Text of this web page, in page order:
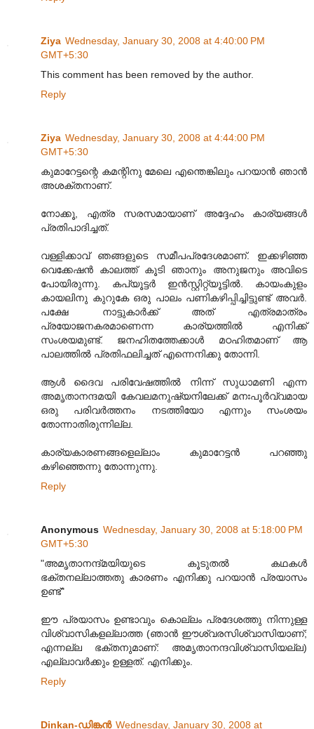
Ziya Wednesday, January 30, 2008 at 4:40:00 PM
GMT+5:30
This comment has been removed by the author.
Reply
Ziya Wednesday, January 30, 2008 at 4:44:00 PM
GMT+5:30
കുമാറേട്ടന്റെ കമന്റിനു മേലെ എന്തെങ്കിലും പറയാന്‍ ഞാന്‍
അശക്തനാണ്.
നോക്കൂ, എത്ര സരസമായാണ് അദ്ദേഹം കാര്യങ്ങള്‍
പ്രതിപാദിച്ചത്.
വള്ളിക്കാവ് ഞങ്ങളുടെ സമീപപ്രദേശമാണ്. ഇക്കഴിഞ്ഞ
വെക്കേഷന്‍ കാലത്ത് കൂടി ഞാനും അനുജനും അവിടെ
പോയിരുന്നു. കപ്യൂട്ടര്‍ ഇന്‍സ്റ്റിറ്റ്യൂട്ടില്‍. കായംകുളം
കായലിനു കുറുകേ ഒരു പാ‍ലം പണികഴിപ്പിച്ചിട്ടുണ്ട് അവര്‍.
പക്ഷേ നാട്ടുകാര്‍ക്ക് അത് എത്രമാത്രം
പ്രയോജനകരമാണെന്ന കാര്യത്തില്‍ എനിക്ക്
സംശയമുണ്ട്. ജനഹിതത്തേക്കാള്‍ മഠഹിതമാണ് ആ
പാലത്തില്‍ പ്രതിഫലിച്ചത് എന്നെനിക്കു തോന്നി.
ആള്‍ ദൈവ പരിവേഷത്തില്‍ നിന്ന് സുധാമണി എന്ന
അമൃതാനന്ദമയി കേവലമനുഷ്യനിലേക്ക് മനഃപൂര്‍വ്വമായ
ഒരു പരിവര്‍ത്തനം നടത്തിയോ എന്നും സംശയം
തോന്നാതിരുന്നില്ല.
കാര്യകാരണങ്ങളെല്ലാം കുമാറേട്ടന്‍ പറഞ്ഞു
കഴിഞ്ഞെന്നു തോന്നുന്നു.
Reply
Anonymous Wednesday, January 30, 2008 at 5:18:00 PM
GMT+5:30
"അമൃതാനന്ദ്മയിയുടെ കൂടുതല്‍ കഥകള്‍
ഭക്തനല്ലാത്തതു കാരണം എനിക്കു പറയാന്‍ പ്രയാസം
ഉണ്ട്"
ഈ പ്രയാസം ഉണ്ടാവും കൊല്ലം പ്രദേശത്തു നിന്നുള്ള
വിശ്വാസികളല്ലാത്ത (ഞാന്‍ ഈശ്വരസിശ്വാസിയാണ്;
എന്നല്ല ഭക്തനുമാണ്: അമൃതാനന്ദവിശ്വാസിയല്ല)
എല്ലാവര്‍ക്കും ഉള്ളത്. എനിക്കും.
Reply
Dinkan-ഡിങ്കന്‍ Wednesday, January 30, 2008 at